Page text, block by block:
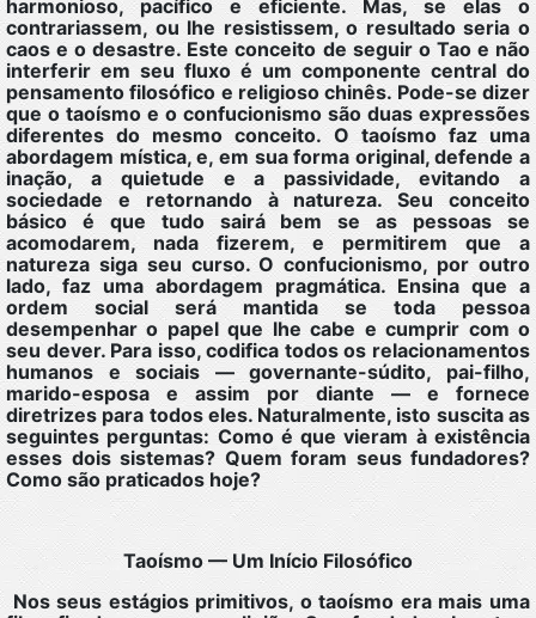
harmonioso, pacífico e eficiente. Mas, se elas o
contrariassem, ou lhe resistissem, o resultado seria o
caos e o desastre. Este conceito de seguir o Tao e não
interferir em seu fluxo é um componente central do
pensamento filosófico e religioso chinês. Pode-se dizer
que o taoísmo e o confucionismo são duas expressões
diferentes do mesmo conceito. O taoísmo faz uma
abordagem mística, e, em sua forma original, defende a
inação, a quietude e a passividade, evitando a
sociedade e retornando à natureza. Seu conceito
básico é que tudo sairá bem se as pessoas se
acomodarem, nada fizerem, e permitirem que a
natureza siga seu curso. O confucionismo, por outro
lado, faz uma abordagem pragmática. Ensina que a
ordem social será mantida se toda pessoa
desempenhar o papel que lhe cabe e cumprir com o
seu dever. Para isso, codifica todos os relacionamentos
humanos e sociais — governante-súdito, pai-filho,
marido-esposa e assim por diante — e fornece
diretrizes para todos eles. Naturalmente, isto suscita as
seguintes perguntas: Como é que vieram à existência
esses dois sistemas? Quem foram seus fundadores?
Como são praticados hoje?
Taoísmo — Um Início Filosófico
Nos seus estágios primitivos, o taoísmo era mais uma